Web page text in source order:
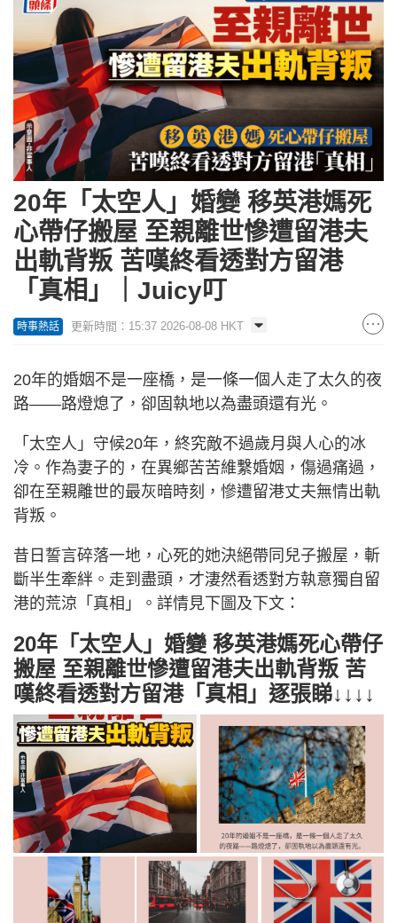
20年「太空人」婚變 移英港媽死
心帶仔搬屋 至親離世慘遭留港夫
出軌背叛 苦嘆終看透對方留港
「真相」｜Juicy叮
時事熱話 更新時間：15:37 2026-08-08 HKT
20年的婚姻不是一座橋，是一條一個人走了太久的夜
路——路燈熄了，卻固執地以為盡頭還有光。
「太空人」守候20年，終究敵不過歲月與人心的冰
冷。作為妻子的，在異鄉苦苦維繫婚姻，傷過痛過，
卻在至親離世的最灰暗時刻，慘遭留港丈夫無情出軌
背叛。
昔日誓言碎落一地，心死的她決絕帶同兒子搬屋，斬
斷半生牽絆。走到盡頭，才淒然看透對方執意獨自留
港的荒涼「真相」。詳情見下圖及下文：
20年「太空人」婚變 移英港媽死心帶仔
搬屋 至親離世慘遭留港夫出軌背叛 苦
嘆終看透對方留港「真相」逐張睇↓↓↓↓